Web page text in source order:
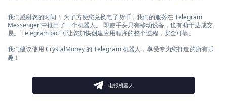
我们感谢您的时间！ 为了方便您兑换电子货币，我们的服务在 Telegram
Messenger 中推出了一个机器人。 即使手头只有移动设备，也有助于达成交
易。 Telegram bot 可让您加快创建应用程序的整个过程，安全可靠。
我们建议使用 CrystalMoney 的 Telegram 机器人，享受专为您打造的所有乐
趣！
电报机器人